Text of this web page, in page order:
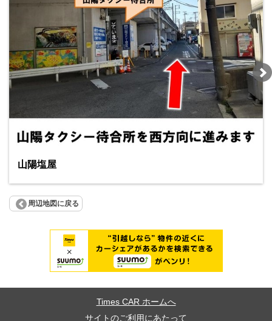
山陽塩屋
周辺地図に戻る
Times CAR ホームへ
サイトのご利用にあたって